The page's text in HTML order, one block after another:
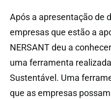
Após a apresentação de
empresas que estão a
NERSANT deu a
uma ferramenta
Sustentável. Uma
que as empresas